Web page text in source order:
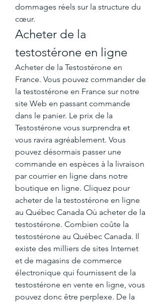
dommages réels sur la structure du
cœur.
Acheter de la
testostérone en ligne
Acheter de la Testostérone en
France. Vous pouvez commander de
la testostérone en France sur notre
site Web en passant commande
dans le panier. Le prix de la
Testostérone vous surprendra et
vous ravira agréablement. Vous
pouvez désormais passer une
commande en espèces à la livraison
par courrier en ligne dans notre
boutique en ligne. Cliquez pour
acheter de la testostérone en ligne
au Québec Canada Où acheter de la
testostérone. Combien coûte la
testostérone au Québec Canada. Il
existe des milliers de sites Internet
et de magasins de commerce
électronique qui fournissent de la
testostérone en vente en ligne, vous
pouvez donc être perplexe. De la